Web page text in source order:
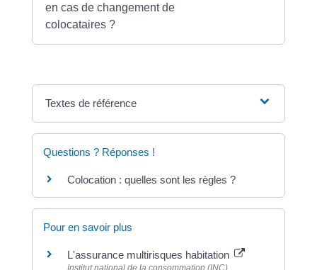
en cas de changement de
colocataires ?
Textes de référence
Questions ? Réponses !
Colocation : quelles sont les règles ?
Pour en savoir plus
L'assurance multirisques habitation
Institut national de la consommation (INC)